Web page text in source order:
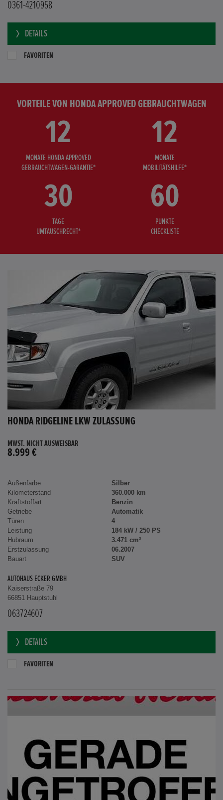
0361-4210958
DETAILS
FAVORITEN
VORTEILE VON HONDA APPROVED GEBRAUCHTWAGEN
12
MONATE HONDA APPROVED
GEBRAUCHTWAGEN-GARANTIE*
12
MONATE
MOBILITÄTSHILFE*
30
TAGE
UMTAUSCHRECHT*
60
PUNKTE
CHECKLISTE
HONDA RIDGELINE LKW ZULASSUNG
MWST. NICHT AUSWEISBAR
8.999 €
Außenfarbe
Silber
Kilometerstand
360.000 km
Kraftstoffart
Benzin
Getriebe
Automatik
Türen
4
Leistung
184 kW / 250 PS
Hubraum
3.471 cm³
Erstzulassung
06.2007
Bauart
SUV
AUTOHAUS ECKER GMBH
Kaiserstraße 79
66851 Hauptstuhl
063724607
DETAILS
FAVORITEN